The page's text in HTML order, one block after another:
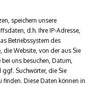
speichern unsere
d.h. Ihre IP-​Adresse,
Betriebssystem des
die Website, von der aus Sie
uns besuchen, Datum,
Suchwörter, die Sie
finden. Diese Daten können in